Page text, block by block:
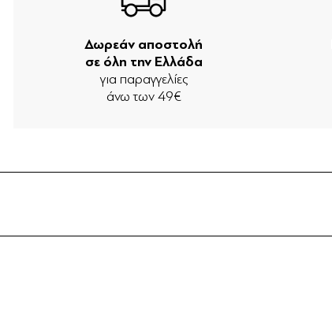
Δωρεάν αποστολή
σε όλη την Ελλάδα
για παραγγελίες
άνω των 49€